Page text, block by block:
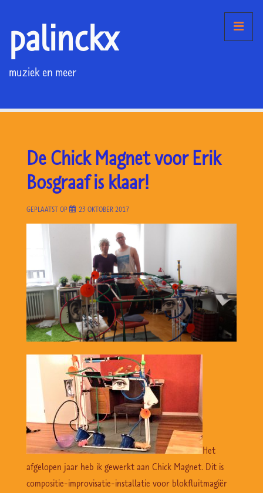
hoofdinhoud
palinckx
muziek en meer
Hoofd
De Chick Magnet voor Erik
Bosgraaf is klaar!
GEPLAATST OP 23 OKTOBER 2017
Het
afgelopen jaar heb ik gewerkt aan Chick Magnet. Dit is
compositie-improvisatie-installatie voor blokfluitmagiër